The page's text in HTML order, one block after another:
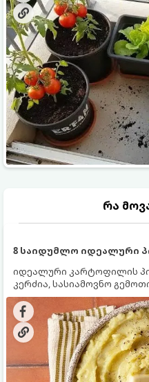
რა
8 საიდუმლო იდეალური
იდეალური კარტოფილის
კერძია, სასიამოვნო
ფერით. მისი მომზადება
არსებობს რამდენიმე
იცოდეთ, რომ პიურე